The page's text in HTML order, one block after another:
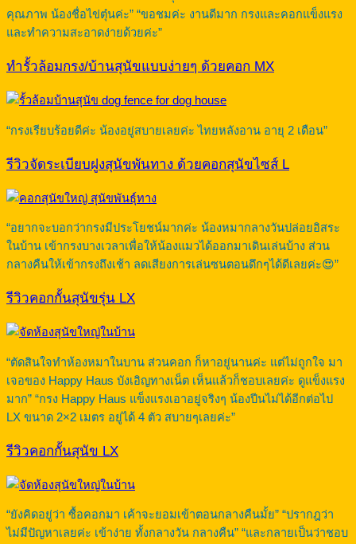
คุณภาพ น้องชื่อไข่ตุ๋นค่ะ” “ขอชมค่ะ งานดีมาก กรงและคอกแข็งแรง
และทำความสะอาดง่ายด้วยค่ะ”
ทำรั้วล้อมกรง/บ้านสุนัขแบบง่ายๆ ด้วยคอก MX
“กรงเรียบร้อยดีค่ะ น้องอยู่สบายเลยค่ะ ไทยหลังอาน อายุ 2 เดือน”
รีวิวจัดระเบียบฝูงสุนัขพันทาง ด้วยคอกสุนัขไซส์ L
“อยากจะบอกว่ากรงมีประโยชน์มากค่ะ น้องหมากลางวันปล่อยอิสระ
ในบ้าน เข้ากรงบางเวลาเพื่อให้น้องแมวได้ออกมาเดินเล่นบ้าง ส่วน
กลางคืนให้เข้ากรงถึงเช้า ลดเสียงการเล่นซนตอนดึกๆได้ดีเลยค่ะ😍”
รีวิวคอกกั้นสุนัขรุ่น LX
“ตัดสินใจทำห้องหมาในบาน ส่วนคอก ก็หาอยู่นานค่ะ แต่ไม่ถูกใจ มา
เจอของ Happy Haus บังเอิญทางเน็ต เห็นแล้วก็ชอบเลยค่ะ ดูแข็งแรง
มาก” “กรง Happy Haus แข็งแรงเอาอยู่จริงๆ น้องปีนไม่ได้อีกต่อไป
LX ขนาด 2×2 เมตร อยู่ได้ 4 ตัว สบายๆเลยค่ะ”
รีวิวคอกกั้นสุนัข LX
“ยังคิดอยู่ว่า ซื้อคอกมา เค้าจะยอมเข้าตอนกลางคืนมั้ย” “ปรากฎว่า
ไม่มีปัญหาเลยค่ะ เข้าง่าย ทั้งกลางวัน กลางคืน” “และกลายเป็นว่าชอบ